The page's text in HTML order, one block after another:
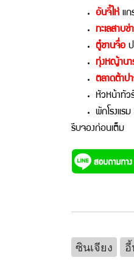
อันจี๋ไห่ แก
ทะเลสาบ
ตู๋ชานจื่อ
ทุ่งหญ้านา
ตลาดต้าปา
หัวหน้าทัว
พักโรงแร
รีบจองก่อนเต็ม
ซินเจียง